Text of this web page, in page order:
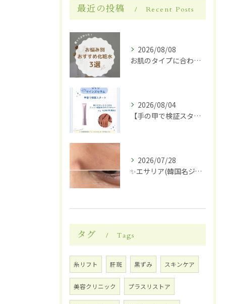
最近の投稿 Recent Posts
2026/08/08
お肌のタイプに合わせた化粧水選び
2026/08/04
【手の甲で検証スタート】✋✨
2026/07/28
✨エサリア(韓国名ジュブアセル)導入します✨
タグ Tags
糸リフト 肝斑 黒ずみ スキンケア
美容クリニック プラスリストア